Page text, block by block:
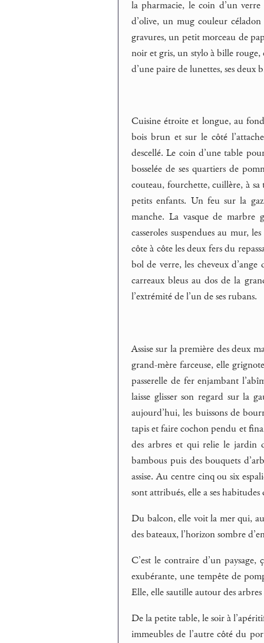
la pharmacie, le coin d’un
d’olive, un mug couleur
gravures, un petit morceau de
noir et gris, un stylo à bille rouge,
d’une paire de lunettes, ses deux
Cuisine étroite et longue, au
bois brun et sur le côté
descellé. Le coin d’une table
bosselée de ses quartiers de
couteau, fourchette, cuillère, à sa
petits enfants. Un feu sur la
manche. La vasque de marbre
casseroles suspendues au mur,
côte à côte les deux fers du
bol de verre, les cheveux
carreaux bleus au dos de la
l’extrémité de l’un de ses rubans.
Assise sur la première des deux
grand-mère farceuse, elle
passerelle de fer enjambant
laisse glisser son regard sur la
aujourd’hui, les buissons de
tapis et faire cochon pendu et
des arbres et qui relie le jardin
bambous puis des bouquets
assise. Au centre cinq ou six
sont attribués, elle a ses
Du balcon, elle voit la mer qui,
des bateaux, l’horizon sombre
C’est le contraire d’un paysage,
exubérante, une tempête de
Elle, elle sautille autour des
De la petite table, le soir à
immeubles de l’autre côté du